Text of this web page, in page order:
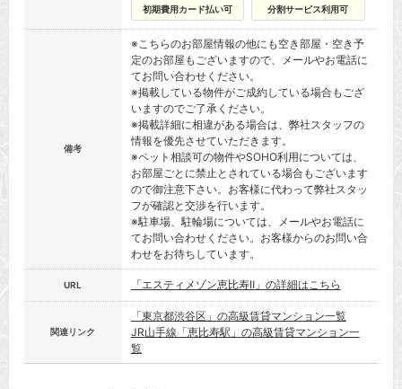
初期費用カード払い可 分割サービス利用可
備考
※こちらのお部屋情報の他にも空き部屋・空き予
定のお部屋もございますので、メールやお電話に
てお問い合わせください。
※掲載している物件がご成約している場合もござ
いますのでご了承ください。
※掲載詳細に相違がある場合は、弊社スタッフの
情報を優先させていただきます。
※ペット相談可の物件やSOHO利用については、
お部屋ごとに禁止とされている場合もございます
ので御注意下さい。お客様に代わって弊社スタッ
フが確認と交渉を行います。
※駐車場、駐輪場については、メールやお電話に
てお問い合わせください。お客様からのお問い合
わせをお待ちしています。
URL 「エスティメゾン恵比寿Ⅱ」の詳細はこちら
関連リンク
「東京都渋谷区」の高級賃貸マンション一覧
JR山手線「恵比寿駅」の高級賃貸マンション一
覧